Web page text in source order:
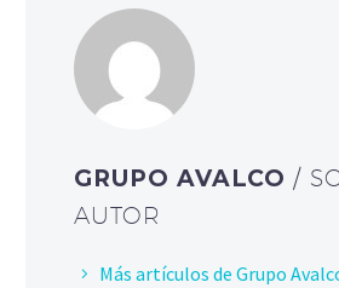
GRUPO AVALCO/
AUTOR
Más artículos de Grupo